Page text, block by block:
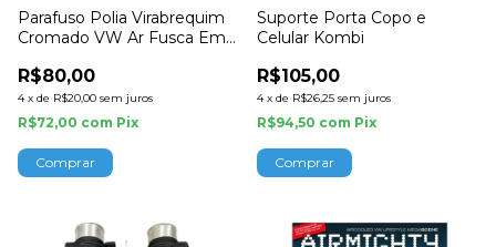
Parafuso Polia Virabrequim
Cromado VW Ar Fusca Empi
R$80,00
4 x de R$20,00 sem juros
R$72,00 com Pix
Suporte Porta Copo e
Celular Kombi
R$105,00
4 x de R$26,25 sem juros
R$94,50 com Pix